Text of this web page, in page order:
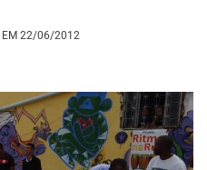
EM 22/06/2012